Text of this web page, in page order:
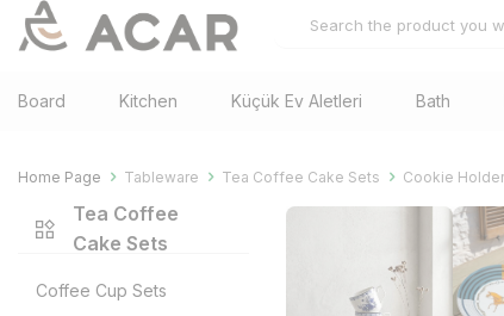
Board Kitchen Küçük Ev Aletleri Bath
Home Page Tableware Tea Coffee Cake Sets Cookie Holder
Tea Coffee
Cake Sets
Coffee Cup Sets